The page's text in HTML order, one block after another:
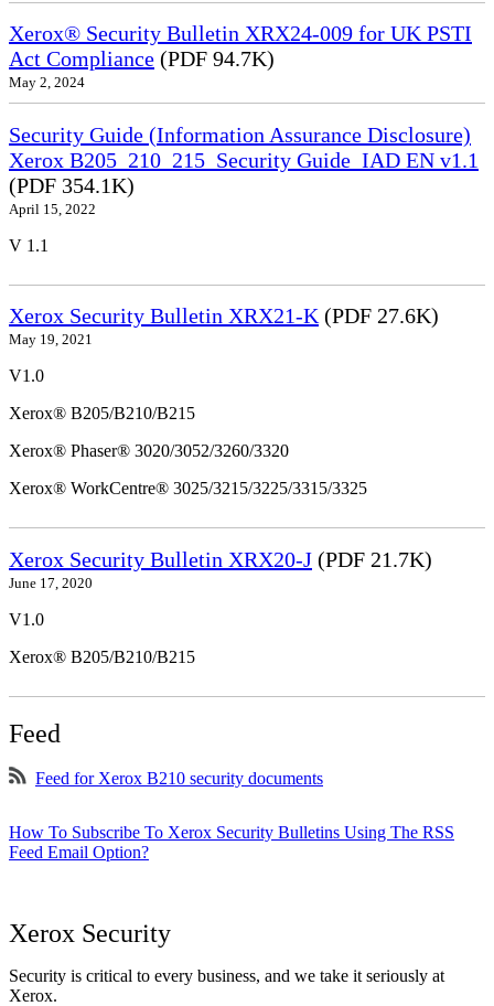
Xerox® Security Bulletin XRX24-009 for UK PSTI
Act Compliance (PDF 94.7K)
May 2, 2024
Security Guide (Information Assurance Disclosure)
Xerox B205_210_215_Security Guide_IAD EN v1.1
(PDF 354.1K)
April 15, 2022
V 1.1
Xerox Security Bulletin XRX21-K (PDF 27.6K)
May 19, 2021
V1.0
Xerox® B205/B210/B215
Xerox® Phaser® 3020/3052/3260/3320
Xerox® WorkCentre® 3025/3215/3225/3315/3325
Xerox Security Bulletin XRX20-J (PDF 21.7K)
June 17, 2020
V1.0
Xerox® B205/B210/B215
Feed
Feed for Xerox B210 security documents
How To Subscribe To Xerox Security Bulletins Using The RSS
Feed Email Option?
Xerox Security
Security is critical to every business, and we take it seriously at
Xerox.